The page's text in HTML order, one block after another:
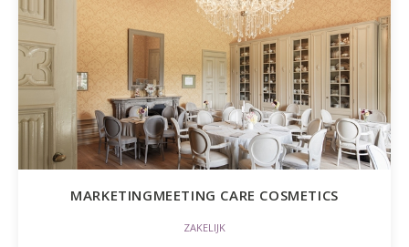
MARKETINGMEETING CARE COSMETICS
ZAKELIJK